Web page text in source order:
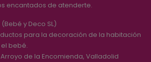
encantados de atenderte.
y Deco SL)
para la decoración de la habitación
bebé.
Arroyo de la Encomienda, Valladolid